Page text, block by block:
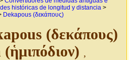
históricas de longitud y distancia >
Dekapous (δεκάπους)
(δεκάπους)
,